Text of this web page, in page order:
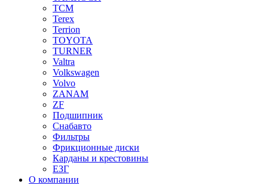
TCM
Terex
Terrion
TOYOTA
TURNER
Valtra
Volkswagen
Volvo
ZANAM
ZF
Подшипник
Снабавто
Фильтры
Фрикционные диски
Карданы и крестовины
ЕЗГ
О компании